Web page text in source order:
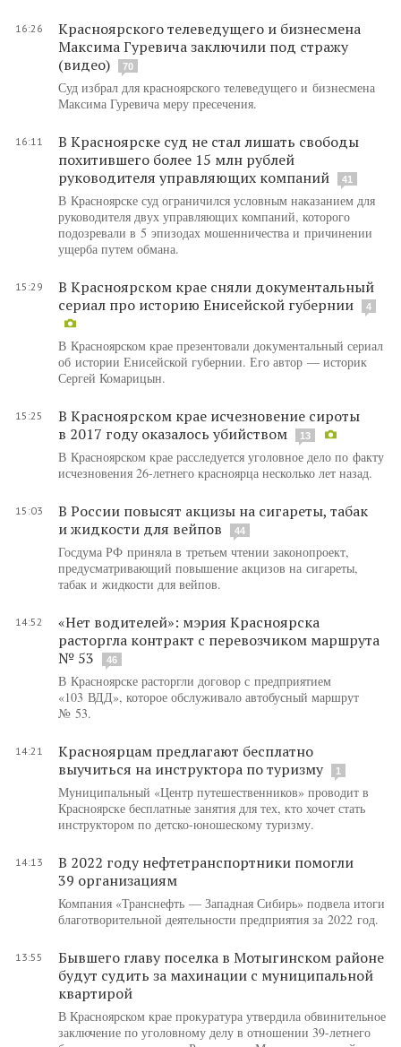
16:26
Красноярского телеведущего и бизнесмена
Максима Гуревича заключили под стражу
(видео)
70
Суд избрал для красноярского телеведущего и бизнесмена
Максима Гуревича меру пресечения.
16:11
В Красноярске суд не стал лишать свободы
похитившего более 15 млн рублей
руководителя управляющих компаний
41
В Красноярске суд ограничился условным наказанием для
руководителя двух управляющих компаний, которого
подозревали в 5 эпизодах мошенничества и причинении
ущерба путем обмана.
15:29
В Красноярском крае сняли документальный
сериал про историю Енисейской губернии
4
В Красноярском крае презентовали документальный сериал
об истории Енисейской губернии. Его автор — историк
Сергей Комарицын.
15:25
В Красноярском крае исчезновение сироты
в 2017 году оказалось убийством
13
В Красноярском крае расследуется уголовное дело по факту
исчезновения 26-летнего красноярца несколько лет назад.
15:03
В России повысят акцизы на сигареты, табак
и жидкости для вейпов
44
Госдума РФ приняла в третьем чтении законопроект,
предусматривающий повышение акцизов на сигареты,
табак и жидкости для вейпов.
14:52
«Нет водителей»: мэрия Красноярска
расторгла контракт с перевозчиком маршрута
№ 53
46
В Красноярске расторгли договор с предприятием
«103 ВДД», которое обслуживало автобусный маршрут
№ 53.
14:21
Красноярцам предлагают бесплатно
выучиться на инструктора по туризму
1
Муниципальный «Центр путешественников» проводит в
Красноярске бесплатные занятия для тех, кто хочет стать
инструктором по детско-юношескому туризму.
14:13
В 2022 году нефтетранспортники помогли
39 организациям
Компания «Транснефть — Западная Сибирь» подвела итоги
благотворительной деятельности предприятия за 2022 год.
13:55
Бывшего главу поселка в Мотыгинском районе
будут судить за махинации с муниципальной
квартирой
В Красноярском крае прокуратура утвердила обвинительное
заключение по уголовному делу в отношении 39-летнего